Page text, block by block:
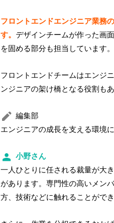
フロントエンドエンジニア業務
す。 デザインチームが作った画
を固める部分も担当しています。
フロントエンドチームはエンジ
ンジニアの架け橋となる役割もあ
編集部
エンジニアの成長を支える環境
小野さん
一人ひとりに任される裁量が大
があります。専門性の高いメン
方、技術などに触れることがで